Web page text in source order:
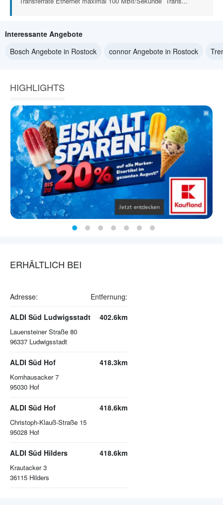
Interessante Angebote
Bosch Angebote in Rostock
connor Angebote in Rostock
HIGHLIGHTS
ERHÄLTLICH BEI
Adresse: Entfernung:
ALDI Süd Ludwigsstadt
Lauensteiner Straße 80
96337 Ludwigsstadt
402.6km
ALDI Süd Hof
Kornhausacker 7
95030 Hof
418.3km
ALDI Süd Hof
Christoph-Klauß-Straße 15
95028 Hof
418.6km
ALDI Süd Hilders
Krautacker 3
36115 Hilders
418.6km